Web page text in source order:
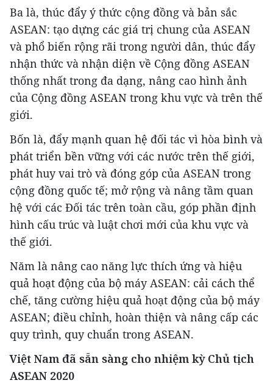
Ba là, thúc đẩy ý thức cộng đồng và bản sắc
ASEAN: tạo dựng các giá trị chung của ASEAN
và phổ biến rộng rãi trong người dân, thúc đẩy
nhận thức và nhận diện về Cộng đồng ASEAN
thống nhất trong đa dạng, nâng cao hình ảnh
của Cộng đồng ASEAN trong khu vực và trên thế
giới.
Bốn là, đẩy mạnh quan hệ đối tác vì hòa bình và
phát triển bền vững với các nước trên thế giới,
phát huy vai trò và đóng góp của ASEAN trong
cộng đồng quốc tế; mở rộng và nâng tầm quan
hệ với các Đối tác trên toàn cầu, góp phần định
hình cấu trúc và luật chơi mới của khu vực và
thế giới.
Năm là nâng cao năng lực thích ứng và hiệu
quả hoạt động của bộ máy ASEAN: cải cách thể
chế, tăng cường hiệu quả hoạt động của bộ máy
ASEAN; điều chỉnh, hoàn thiện và nâng cấp các
quy trình, quy chuẩn trong ASEAN.
Việt Nam đã sẵn sàng cho nhiệm kỳ Chủ tịch
ASEAN 2020